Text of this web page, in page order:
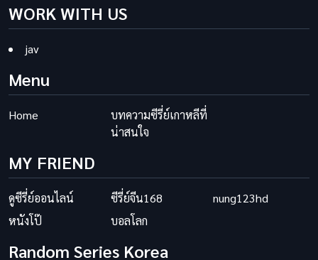
WORK WITH US
jav
Menu
Home
บทความซีรี่ย์เกาหลีที่
น่าสนใจ
MY FRIEND
ดูซีรี่ย์ออนไลน์ ซีรี่ย์จีน168
nung123hd
หนังโป๊
บอลโลก
Random Series Korea